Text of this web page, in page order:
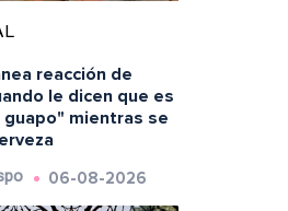
reacción de
le dicen que es
guapo" mientras se
06-08-2026